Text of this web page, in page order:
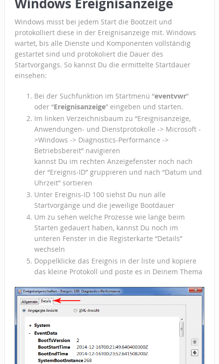
Windows Ereignisanzeige
Windows misst bei jedem Start die Bootzeit und
protokolliert diese in der Ereignisanzeige mit. Windows
wartet, bis alle Dienste und Komponenten vollständig
gestartet sind und protokoliert die Dauer des
Startvorgangs. So kannst Du die ermittelte Startdauer
einsehen:
Bei der Suchfunktion im Startmenü “eventvwr”
oder “Ereignisanzeige” eingeben und starten.
Im linken Verzeichnisbaum zu “Ereignisanzeige,
Anwendungen- und Dienstprotokolle -> Microsoft -
>Windows -> Diagnostics-Performance ->
Betriebsbereit” navigieren
kannst Du im rechten Anzeigefenster noch nach
der “Ereignis-ID” gruppieren und nach “Datum und
Uhrzeit” sortieren
Unter Ereignis-ID 100 siehst Du nun alle
Startvorgänge und die jeweilige Bootdauer
Um zu sehen welche Prozesse wie lange beim
Starten gedauert haben, kannst Du noch im
unteren Fenster in die Registerkarte “Details”
wechseln
Doppelklicke das Ereignis in der liste und kopiere
das kleine Protokoll und poste es in Deinem Thema